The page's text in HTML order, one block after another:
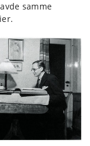
samme